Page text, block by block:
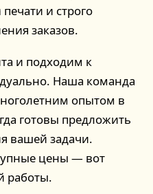
и строго
заказов.
и подходим к
Наша команда
опытом в
готовы предложить
вашей задачи.
цены — вот
работы.